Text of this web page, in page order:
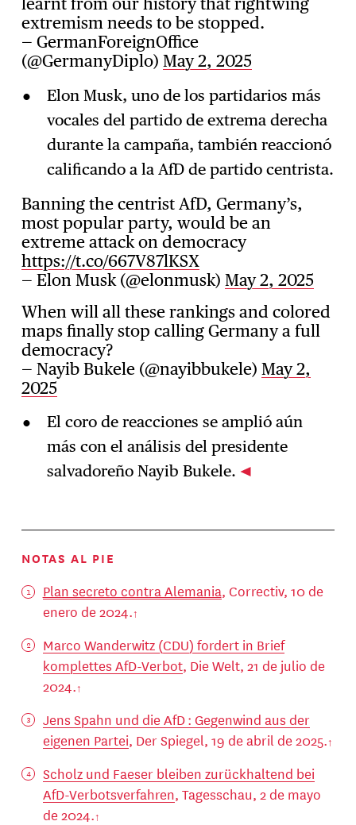
extremism needs to be stopped.
— GermanForeignOffice
(@GermanyDiplo)May 2, 2025
Elon Musk, uno de los partidarios más
vocales del partido de extrema derecha
durante la campaña, también reaccionó
calificando a la AfD de partido centrista.
Banning the centrist AfD, Germany’s,
most popular party, would be an
extreme attack on democracy
https://t.co/667V87lKSX
— Elon Musk (@elonmusk)May 2, 2025
When will all these rankings and colored
maps finally stop calling Germany a full
democracy?
— Nayib Bukele (@nayibbukele)May 2,
2025
El coro de reacciones se amplió aún
más con el análisis del presidente
salvadoreño Nayib Bukele.
NOTAS AL PIE
Plan secreto contra Alemania, Correctiv, 10 de
enero de 2024.
Marco Wanderwitz (CDU) fordert in Brief
komplettes AfD-Verbot, Die Welt, 21 de julio de
2024.
Jens Spahn und die AfD : Gegenwind aus der
eigenen Partei, Der Spiegel, 19 de abril de 2025.
Scholz und Faeser bleiben zurückhaltend bei
AfD-Verbotsverfahren, Tagesschau, 2 de mayo
de 2024.